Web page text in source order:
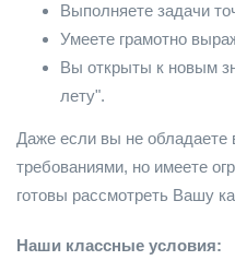
Выполняете задачи
Умеете грамотно
Вы открыты к новым
лету".
Даже если вы не
требованиями, но имеете
готовы рассмотреть Вашу
Наши классные условия: